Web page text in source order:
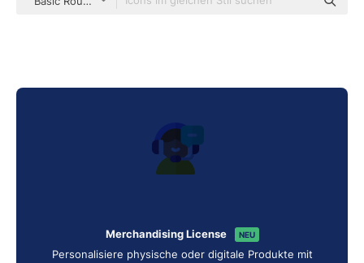
Merchandising License NEU
Personalisiere physische oder digitale Produkte mit